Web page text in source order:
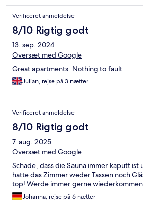
Verificeret anmeldelse
8/10 Rigtig godt
13. sep. 2024
Oversæt med Google
Great apartments. Nothing to fault.
Julian, rejse på 3 nætter
Verificeret anmeldelse
8/10 Rigtig godt
7. aug. 2025
Oversæt med Google
Schade, dass die Sauna immer kaputt
hatte das Zimmer weder Tassen noch
top! Werde immer gerne
Johanna, rejse på 6 nætter